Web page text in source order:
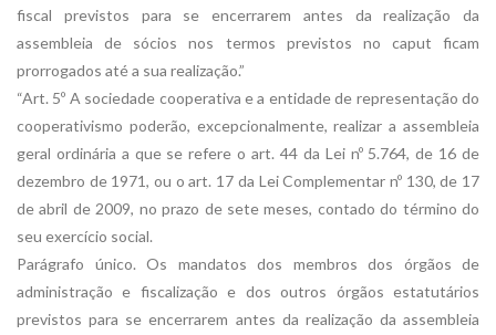
fiscal previstos para se encerrarem antes da realização da
assembleia de sócios nos termos previstos no caput ficam
prorrogados até a sua realização.”
“Art. 5º A sociedade cooperativa e a entidade de representação do
cooperativismo poderão, excepcionalmente, realizar a assembleia
geral ordinária a que se refere o art. 44 da Lei nº 5.764, de 16 de
dezembro de 1971, ou o art. 17 da Lei Complementar nº 130, de 17
de abril de 2009, no prazo de sete meses, contado do término do
seu exercício social.
Parágrafo único. Os mandatos dos membros dos órgãos de
administração e fiscalização e dos outros órgãos estatutários
previstos para se encerrarem antes da realização da assembleia